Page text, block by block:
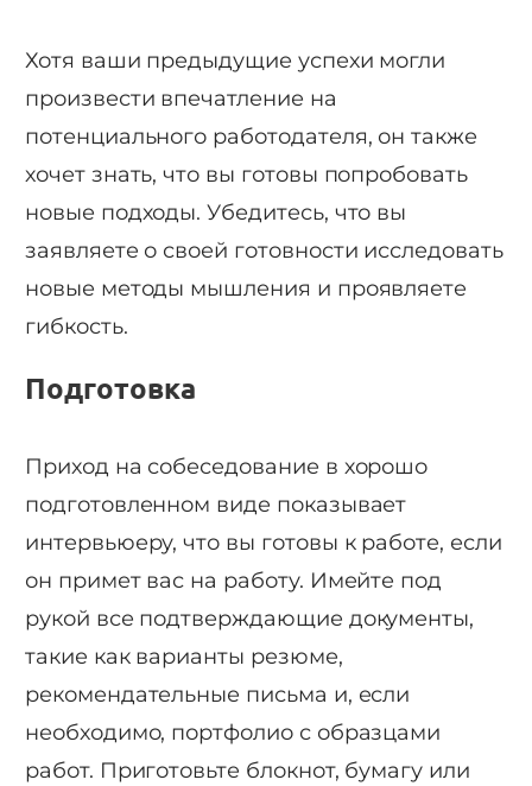
Хотя ваши предыдущие успехи могли
произвести впечатление на
потенциального работодателя, он также
хочет знать, что вы готовы попробовать
новые подходы. Убедитесь, что вы
заявляете о своей готовности исследовать
новые методы мышления и проявляете
гибкость.
Подготовка
Приход на собеседование в хорошо
подготовленном виде показывает
интервьюеру, что вы готовы к работе, если
он примет вас на работу. Имейте под
рукой все подтверждающие документы,
такие как варианты резюме,
рекомендательные письма и, если
необходимо, портфолио с образцами
работ. Приготовьте блокнот, бумагу или